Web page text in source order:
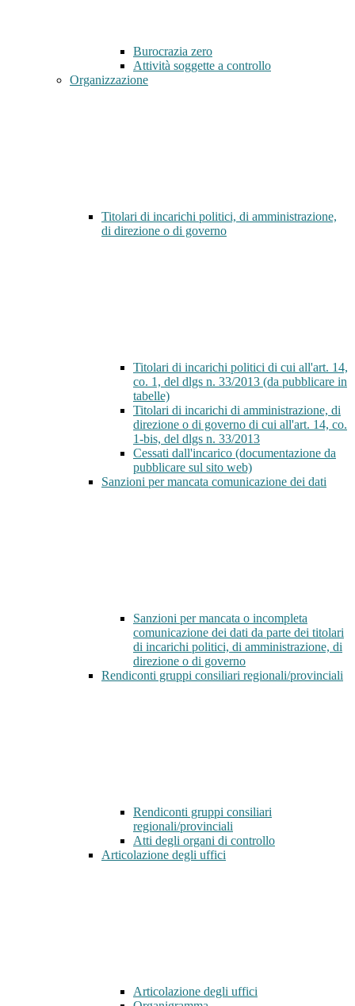
Burocrazia zero
Attività soggette a controllo
Organizzazione
Titolari di incarichi politici, di amministrazione,
di direzione o di governo
Titolari di incarichi politici di cui all'art. 14,
co. 1, del dlgs n. 33/2013 (da pubblicare in
tabelle)
Titolari di incarichi di amministrazione, di
direzione o di governo di cui all'art. 14, co.
1-bis, del dlgs n. 33/2013
Cessati dall'incarico (documentazione da
pubblicare sul sito web)
Sanzioni per mancata comunicazione dei dati
Sanzioni per mancata o incompleta
comunicazione dei dati da parte dei titolari
di incarichi politici, di amministrazione, di
direzione o di governo
Rendiconti gruppi consiliari regionali/provinciali
Rendiconti gruppi consiliari
regionali/provinciali
Atti degli organi di controllo
Articolazione degli uffici
Articolazione degli uffici